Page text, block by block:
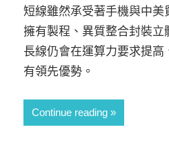
短線雖然承受著手機與中
擁有製程、異質整合封裝立
長線仍會在運算力要求提
有領先優勢。
Continue reading